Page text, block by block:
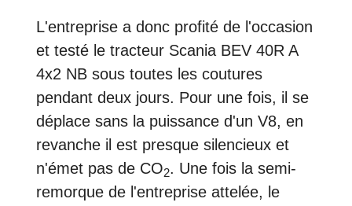
L'entreprise a donc profité de l'occasion
et testé le tracteur Scania BEV 40R A
4x2 NB sous toutes les coutures
pendant deux jours. Pour une fois, il se
déplace sans la puissance d'un V8, en
revanche il est presque silencieux et
n'émet pas de CO2. Une fois la semi-
remorque de l'entreprise attelée, le